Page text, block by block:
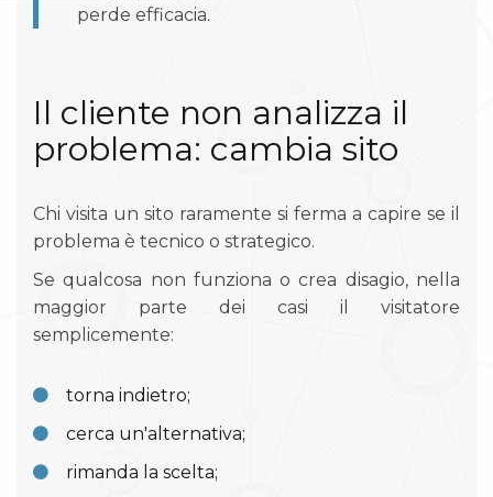
perde efficacia.
Il cliente non analizza il
problema: cambia sito
Chi visita un sito raramente si ferma a capire se il
problema è tecnico o strategico.
Se qualcosa non funziona o crea disagio, nella
maggior parte dei casi il visitatore
semplicemente:
torna indietro;
cerca un'alternativa;
rimanda la scelta;